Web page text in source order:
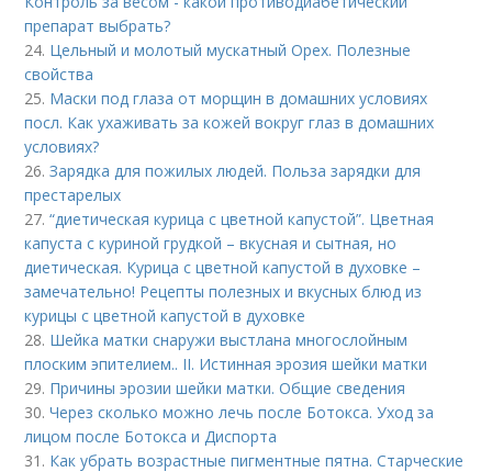
препарат выбрать?
24. Цельный и молотый мускатный Орех. Полезные
свойства
25. Маски под глаза от морщин в домашних условиях
посл. Как ухаживать за кожей вокруг глаз в домашних
условиях?
26.Зарядка для пожилых людей. Польза зарядки для
престарелых
27.“диетическая курица с цветной капустой”. Цветная
капуста с куриной грудкой – вкусная и сытная, но
диетическая. Курица с цветной капустой в духовке –
замечательно! Рецепты полезных и вкусных блюд из
курицы с цветной капустой в духовке
28. Шейка матки снаружи выстлана многослойным
плоским эпителием.. II. Истинная эрозия шейки матки
29. Причины эрозии шейки матки. Общие сведения
30.Через сколько можно лечь после Ботокса. Уход за
лицом после Ботокса и Диспорта
31. Как убрать возрастные пигментные пятна. Старческие